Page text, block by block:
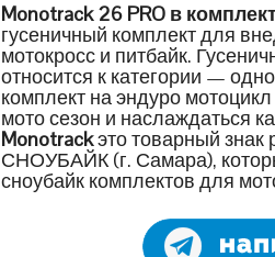
Monotrack 26 PRO в
гусеничный комплект для
мотокросс и питбайк.
относится к категории —
комплект на эндуро
мото сезон и наслаждаться
Monotrackэто товарный знак
СНОУБАЙК (г. Самара),
сноубайк комплектов для